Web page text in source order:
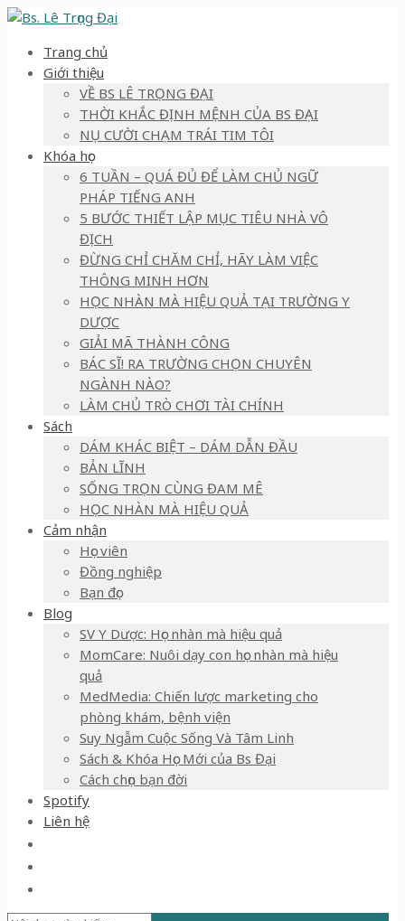
Trang chủ
Giới thiệu
VỀ BS LÊ TRỌNG ĐẠI
THỜI KHẮC ĐỊNH MỆNH CỦA BS ĐẠI
NỤ CƯỜI CHẠM TRÁI TIM TÔI
Khóa học
6 TUẦN – QUÁ ĐỦ ĐỂ LÀM CHỦ NGỮ
PHÁP TIẾNG ANH
5 BƯỚC THIẾT LẬP MỤC TIÊU NHÀ VÔ
ĐỊCH
ĐỪNG CHỈ CHĂM CHỈ, HÃY LÀM VIỆC
THÔNG MINH HƠN
HỌC NHÀN MÀ HIỆU QUẢ TẠI TRƯỜNG Y
DƯỢC
GIẢI MÃ THÀNH CÔNG
BÁC SĨ! RA TRƯỜNG CHỌN CHUYÊN
NGÀNH NÀO?
LÀM CHỦ TRÒ CHƠI TÀI CHÍNH
Sách
DÁM KHÁC BIỆT – DÁM DẪN ĐẦU
BẢN LĨNH
SỐNG TRỌN CÙNG ĐAM MÊ
HỌC NHÀN MÀ HIỆU QUẢ
Cảm nhận
Học viên
Đồng nghiệp
Bạn đọc
Blog
SV Y Dược: Học nhàn mà hiệu quả
MomCare: Nuôi dạy con học nhàn mà hiệu
quả
MedMedia: Chiến lược marketing cho
phòng khám, bệnh viện
Suy Ngẫm Cuộc Sống Và Tâm Linh
Sách & Khóa Học Mới của Bs Đại
Cách chọn bạn đời
Spotify
Liên hệ